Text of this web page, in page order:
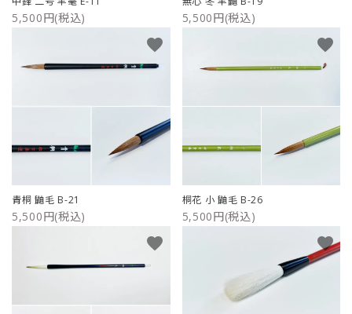
5,500円(税込) 5,500円(税込)
青桐 鼬毛 B-21
5,500円(税込)
favorite
桐花 小 鼬毛 B-26
5,500円(税込)
favorite
favorite favorite